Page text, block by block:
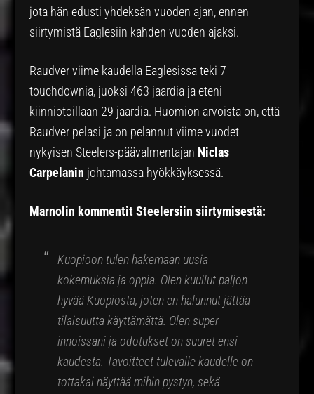
jota hän edusti yhdeksän vuoden ajan, ennen
siirtymistä Eaglesiin kahden vuoden ajaksi.
Raudver viime kaudella Eaglesissa teki 7
touchdownia, juoksi 463 jaardia ja eteni
kiinniotoillaan 29 jaardia. Huomion arvoista on, että
Raudver pelasi ja on pelannut viime vuodet
nykyisen Steelers-päävalmentajan Niclas
Carpelanin johtamassa hyökkäyksessä.
Marnolin kommentit Steelersiin siirtymisestä:
Kuopioon tulen hakemaan uusia
kokemuksia ja oppia. Olen kuullut paljon
hyvää Kuopiosta, joten en halunnut jättää
tilaisuutta käyttämättä. Olen super
innoissani ja odotukset on suuret ensi
kaudesta. Tavoitteet tulevalle kaudelle on
tottakai näyttää mihin pystyn, sekä